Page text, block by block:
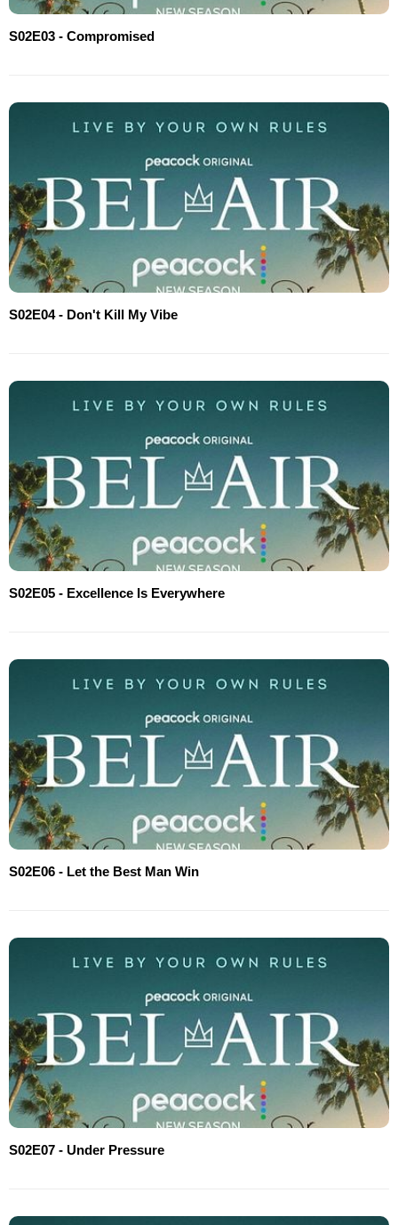
S02E03 - Compromised
S02E04 - Don't Kill My Vibe
S02E05 - Excellence Is Everywhere
S02E06 - Let the Best Man Win
S02E07 - Under Pressure